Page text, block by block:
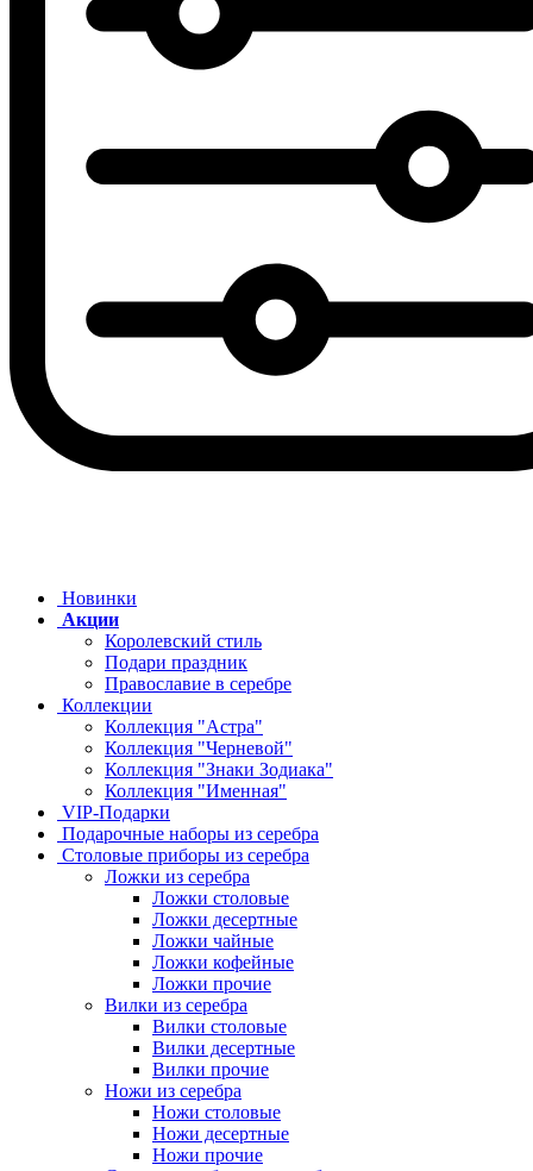
Новинки
Акции
Королевский стиль
Подари праздник
Православие в серебре
Коллекции
Коллекция "Астра"
Коллекция "Черневой"
Коллекция "Знаки Зодиака"
Коллекция "Именная"
VIP-Подарки
Подарочные наборы из серебра
Столовые приборы из серебра
Ложки из серебра
Ложки столовые
Ложки десертные
Ложки чайные
Ложки кофейные
Ложки прочие
Вилки из серебра
Вилки столовые
Вилки десертные
Вилки прочие
Ножи из серебра
Ножи столовые
Ножи десертные
Ножи прочие